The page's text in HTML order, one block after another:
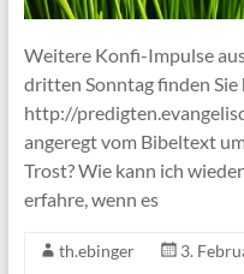
Weitere Konfi-Impulse
dritten Sonntag finden Sie
http://
angeregt vom Bibeltext
Trost? Wie kann ich
erfahre, wenn es
th.ebinger
3.